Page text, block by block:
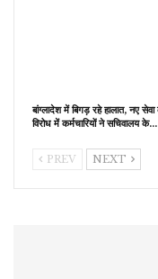
बांग्लादेश में बिगड़ रहे हालात, नए
विरोध में कर्मचारियों ने सचिवालय के…
PREV NEXT